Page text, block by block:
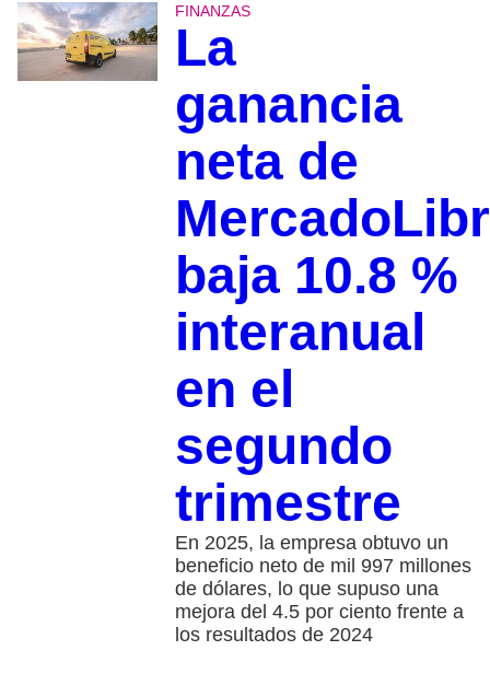
FINANZAS
La
ganancia
neta de
baja 10.8 %
interanual
en el
segundo
trimestre
En 2025, la empresa obtuvo un
beneficio neto de mil 997 millones
de dólares, lo que supuso una
mejora del 4.5 por ciento frente a
los resultados de 2024